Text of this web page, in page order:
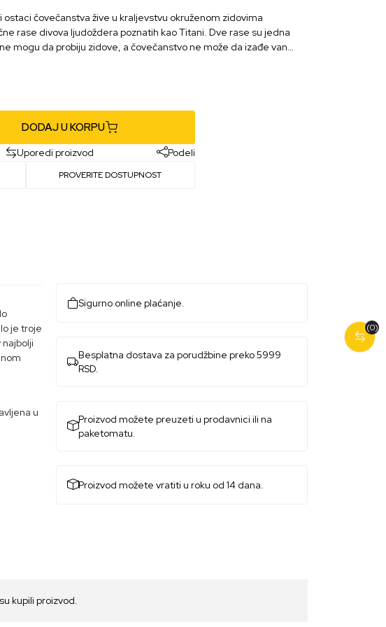
čovečanstva žive u kraljevstvu okruženom zidovima
rase divova ljudoždera poznatih kao Titani. Dve rase su jedna
mogu da probiju zidove, a čovečanstvo ne može da izađe van
DODAJ U KORPU
Uporedi proizvod Podeli
PROVERITE DOSTUPNOST
(0)
je troje
u
Sigurno online plaćanje.
Besplatna dostava za porudžbine preko 5999
RSD.
Proizvod možete preuzeti u prodavnici ili na
paketomatu.
Proizvod možete vratiti u roku od 14 dana.
kupili proizvod.